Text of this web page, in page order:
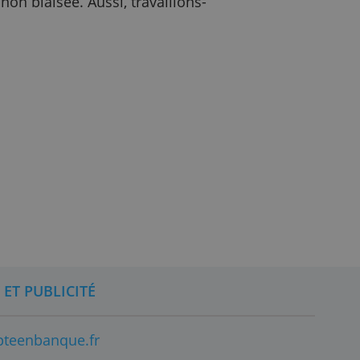
des textes en leur faveur. Nous